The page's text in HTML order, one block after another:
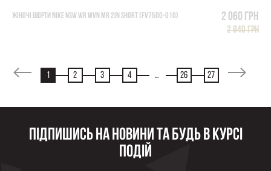
ЖІНОЧІ ШОРТИ NIKE NSW WR WVN MR 2IN SHORT (FV7500-010) 2 060 грн
2 940 грн
1 2 3 4 ... 26 27
Підпишись на новини та будь в курсі
подій